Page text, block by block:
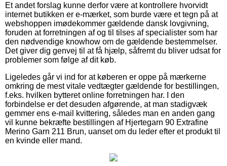
Et andet forslag kunne derfor være at kontrollere hvorvidt
internet butikken er e-mærket, som burde være et tegn på at
webshoppen imødekommer gældende dansk lovgivning,
foruden at forretningen af og til tilses af specialister som har
den nødvendige knowhow om de gældende bestemmelser.
Det giver dig genvej til at få hjælp, såfremt du bliver udsat for
problemer som følge af dit køb.
Ligeledes går vi ind for at køberen er oppe på mærkerne
omkring de mest vitale vedtægter gældende for bestillingen,
f.eks. hvilken bytteret online forretningen har. I den
forbindelse er det desuden afgørende, at man stadigvæk
gemmer ens e-mail kvittering, således man en anden gang
vil kunne bekræfte bestillingen af Hjertegarn 90 Extrafine
Merino Garn 211 Brun, uanset om du leder efter et produkt til
en kvinde eller mand.